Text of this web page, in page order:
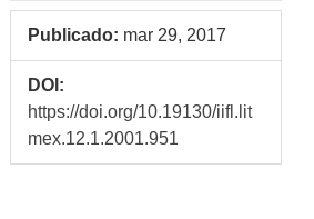
Publicado: mar 29, 2017
DOI:
https://doi.org/10.19130/iifl.lit
mex.12.1.2001.951